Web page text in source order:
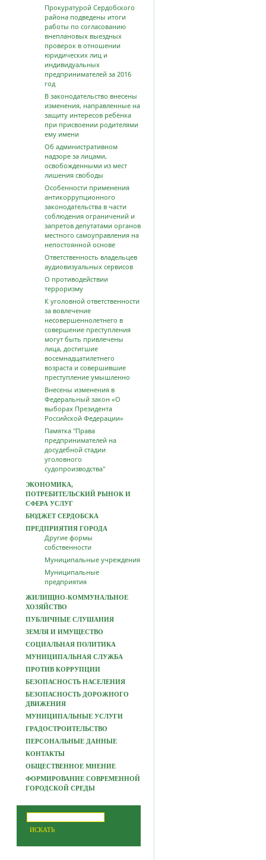
Прокуратурой Сердобского
района подведены итоги
работы по согласованию
внеплановых выездных
проверок в отношении
юридических лиц и
индивидуальных
предпринимателей за 2016
год
В законодательство внесены
изменения, направленные на
защиту интересов ребёнка
при присвоении родителями
ему имени
Об административном
надзоре за лицами,
освобожденными из мест
лишения свободы
Особенности применения
антикоррупционного
законодательства в части
соблюдения ограничений и
запретов депутатами органов
местного самоуправления на
непостоянной основе
Ответственность владельцев
аудиовизуальных сервисов
О противодействии
терроризму
К уголовной ответственности
за вовлечение
несовершеннолетнего в
совершение преступления
могут быть привлечены
лица, достигшие
восемнадцатилетнего
возраста и совершившие
преступление умышленно
Внесены изменения в
Федеральный закон «О
выборах Президента
Российской Федерации»
Памятка "Права
предпринимателей на
досудебной стадии
уголовного
судопроизводства"
ЭКОНОМИКА,
ПОТРЕБИТЕЛЬСКИЙ РЫНОК И
СФЕРА УСЛУГ
БЮДЖЕТ СЕРДОБСКА
ПРЕДПРИЯТИЯ ГОРОДА
Другие формы
собственности
Муниципальные учреждения
Муниципальные
предприятия
ЖИЛИЩНО-КОММУНАЛЬНОЕ
ХОЗЯЙСТВО
ПУБЛИЧНЫЕ СЛУШАНИЯ
ЗЕМЛЯ И ИМУЩЕСТВО
СОЦИАЛЬНАЯ ПОЛИТИКА
МУНИЦИПАЛЬНАЯ СЛУЖБА
ПРОТИВ КОРРУПЦИИ
БЕЗОПАСНОСТЬ НАСЕЛЕНИЯ
БЕЗОПАСНОСТЬ ДОРОЖНОГО
ДВИЖЕНИЯ
МУНИЦИПАЛЬНЫЕ УСЛУГИ
ГРАДОСТРОИТЕЛЬСТВО
ПЕРСОНАЛЬНЫЕ ДАННЫЕ
КОНТАКТЫ
ОБЩЕСТВЕННОЕ МНЕНИЕ
ФОРМИРОВАНИЕ СОВРЕМЕННОЙ
ГОРОДСКОЙ СРЕДЫ